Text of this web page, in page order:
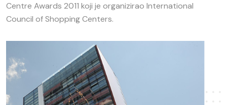
Centre Awards 2011 koji je organizirao International
Council of Shopping Centers.